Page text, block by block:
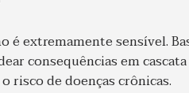
é extremamente sensível.
consequências em
risco de doenças crônicas.